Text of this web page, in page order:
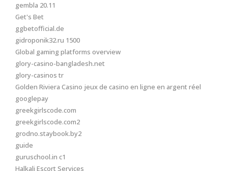
gembla 20.11
Get's Bet
ggbetofficial.de
gidroponik32.ru 1500
Global gaming platforms overview
glory-casino-bangladesh.net
glory-casinos tr
Golden Riviera Casino jeux de casino en ligne en argent réel
googlepay
greekgirlscode.com
greekgirlscode.com2
grodno.staybook.by2
guide
guruschool.in c1
Halkali Escort Services